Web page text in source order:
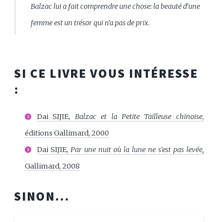
Balzac lui a fait comprendre une chose: la beauté d'une
femme est un trésor qui n'a pas de prix.
SI CE LIVRE VOUS INTÉRESSE
:
Dai SIJIE, Balzac et la Petite Tailleuse chinoise,
éditions Gallimard, 2000
Dai SIJIE, Par une nuit où la lune ne s'est pas levée,
Gallimard, 2008
SINON...